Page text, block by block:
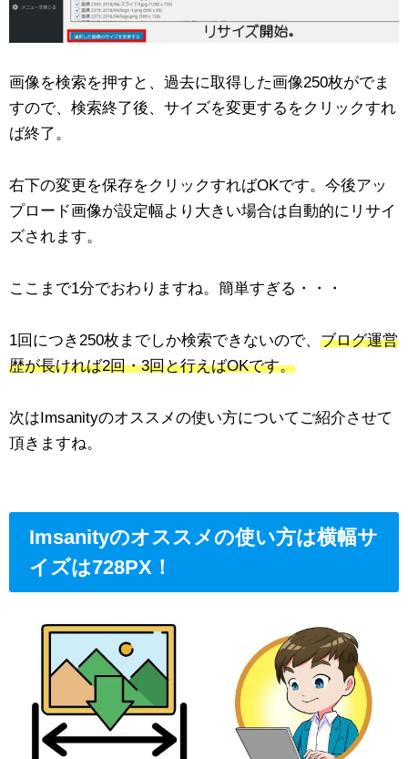
画像を検索を押すと、過去に取得した画像250枚がでま
すので、検索終了後、サイズを変更するをクリックすれ
ば終了。
右下の変更を保存をクリックすればOKです。今後アッ
プロード画像が設定幅より大きい場合は自動的にリサイ
ズされます。
ここまで1分でおわりますね。簡単すぎる・・・
1回につき250枚までしか検索できないので、 ブログ運営
歴が長ければ2回・3回と行えばOKです。
次はImsanityのオススメの使い方についてご紹介させて
頂きますね。
Imsanityのオススメの使い方は横幅サ
イズは728PX！